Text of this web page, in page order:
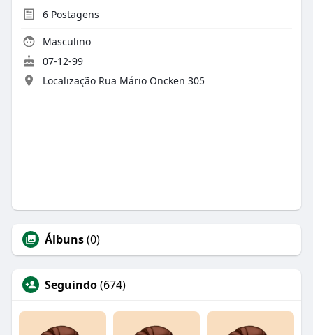
6Postagens
Masculino
07-12-99
Localização Rua Mário Oncken 305
Álbuns(0)
Seguindo(674)